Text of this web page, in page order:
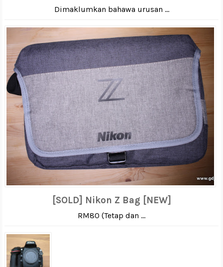
Dimaklumkan bahawa urusan ...
[SOLD] Nikon Z Bag [NEW]
RM80 (Tetap dan ...